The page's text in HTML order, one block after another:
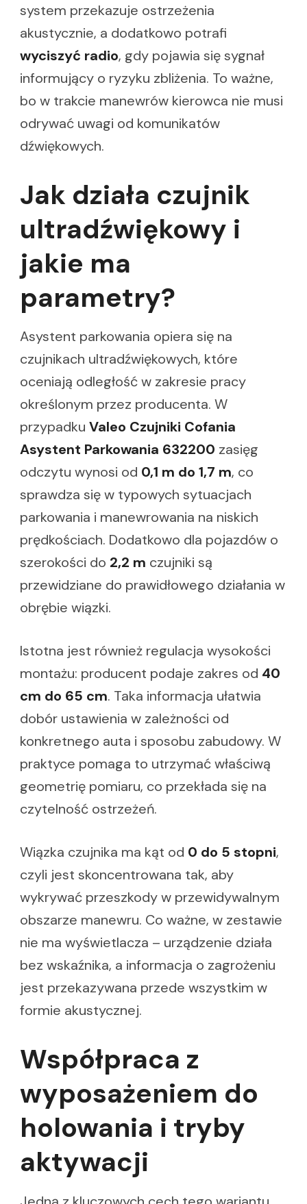
system przekazuje ostrzeżenia
akustycznie, a dodatkowo potrafi
wyciszyć radio, gdy pojawia się sygnał
informujący o ryzyku zbliżenia. To ważne,
bo w trakcie manewrów kierowca nie musi
odrywać uwagi od komunikatów
dźwiękowych.
Jak działa czujnik
ultradźwiękowy i
jakie ma
parametry?
Asystent parkowania opiera się na
czujnikach ultradźwiękowych, które
oceniają odległość w zakresie pracy
określonym przez producenta. W
przypadku Valeo Czujniki Cofania
Asystent Parkowania 632200 zasięg
odczytu wynosi od 0,1 m do 1,7 m, co
sprawdza się w typowych sytuacjach
parkowania i manewrowania na niskich
prędkościach. Dodatkowo dla pojazdów o
szerokości do 2,2 m czujniki są
przewidziane do prawidłowego działania w
obrębie wiązki.
Istotna jest również regulacja wysokości
montażu: producent podaje zakres od 40
cm do 65 cm. Taka informacja ułatwia
dobór ustawienia w zależności od
konkretnego auta i sposobu zabudowy. W
praktyce pomaga to utrzymać właściwą
geometrię pomiaru, co przekłada się na
czytelność ostrzeżeń.
Wiązka czujnika ma kąt od 0 do 5 stopni,
czyli jest skoncentrowana tak, aby
wykrywać przeszkody w przewidywalnym
obszarze manewru. Co ważne, w zestawie
nie ma wyświetlacza – urządzenie działa
bez wskaźnika, a informacja o zagrożeniu
jest przekazywana przede wszystkim w
formie akustycznej.
Współpraca z
wyposażeniem do
holowania i tryby
aktywacji